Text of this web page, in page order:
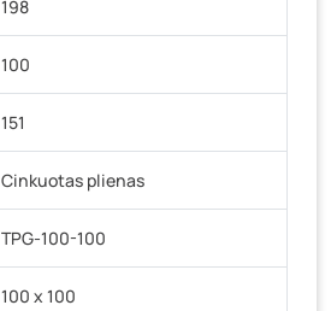
198
100
151
Cinkuotas plienas
TPG-100-100
100 x 100